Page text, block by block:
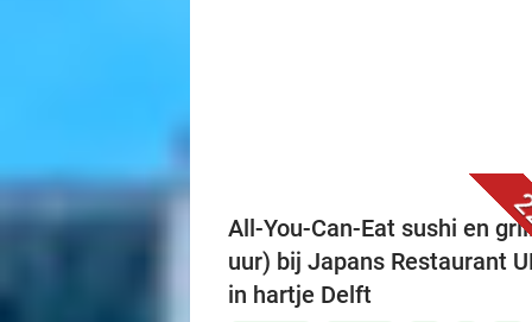
All-You-Can-Eat sushi en
uur) bij Japans Restaurant
in hartje Delft